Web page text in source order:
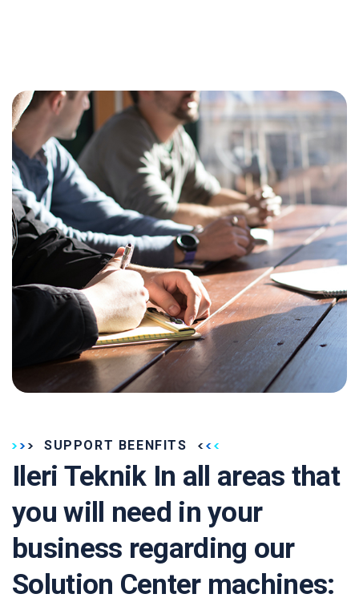
SUPPORT BEENFITS
Ileri Teknik In all areas that
you will need in your
business regarding our
Solution Center machines: